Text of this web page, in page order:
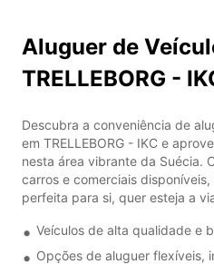
Aluguer de
TRELLEBORG -
Descubra a conveniência de
em TRELLEBORG - IKC e
nesta área vibrante da Suécia.
carros e comerciais
perfeita para si, quer esteja a
Veículos de alta qualidade e
Opções de aluguer flexíveis,